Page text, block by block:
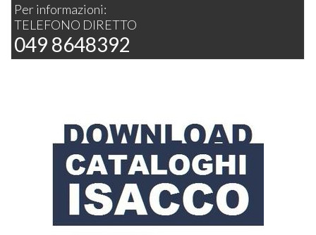
Per informazioni:
TELEFONO DIRETTO
049 8648392